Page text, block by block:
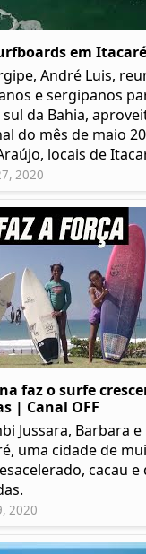
em
André Luis,
e sergipanos
da Bahia,
do mês de maio
locais de
2020
faz o surfe
| Canal OFF
Jussara, Barbara e
uma cidade de
cacau e
2020